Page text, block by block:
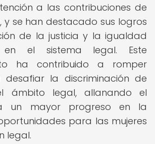
a las contribuciones de
y se han destacado sus logros
de la justicia y la igualdad
el sistema legal. Este
ha contribuido a romper
la discriminación de
ámbito legal, allanando el
un mayor progreso en la
para las mujeres
legal.